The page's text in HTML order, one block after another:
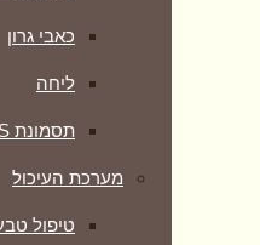
כאבי גרון
ליחה
תסמונת C.C.H.S
מערכת העיכול
טיפול